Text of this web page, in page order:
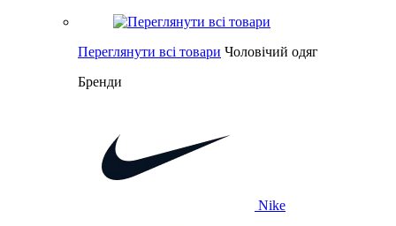
Переглянути всі товари Чоловічий одяг
Бренди
Nike